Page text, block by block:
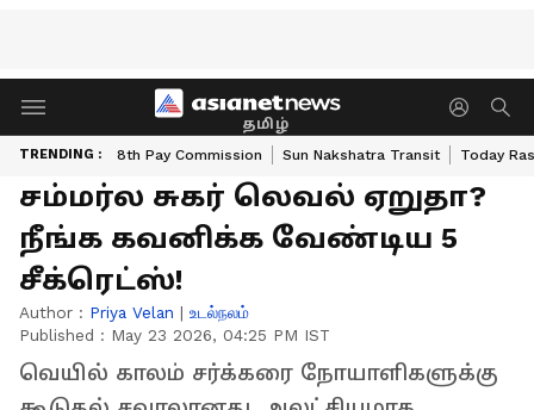
தமிழ்
TRENDING : 8th Pay Commission Sun Nakshatra Transit Today
சம்மர்ல சுகர் லெவல் ஏறுதா?
நீங்க கவனிக்க வேண்டிய 5
சீக்ரெட்ஸ்!
Author : Priya Velan | உடல்நலம்
Published : May 23 2026, 04:25 PM IST
வெயில் காலம் சர்க்கரை நோயாளிகளுக்கு